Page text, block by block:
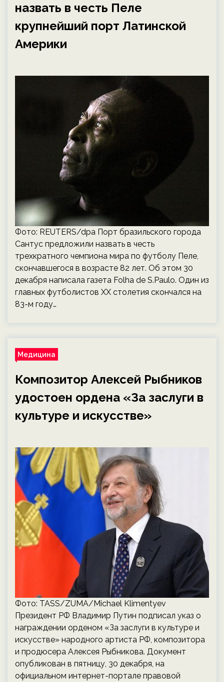
назвать в честь Пеле
крупнейший порт Латинской
Америки
Фото: REUTERS/dpa Порт бразильского города
Сантус предложили назвать в честь
трехкратного чемпиона мира по футболу Пеле,
скончавшегося в возрасте 82 лет. Об этом 30
декабря написала газета Folha de S.Paulo. Один из
главных футболистов ХХ столетия скончался на
83-м году…
Медицина
Композитор Алексей Рыбников
удостоен ордена «За заслуги в
культуре и искусстве»
Фото: TASS/ZUMA/Michael Klimentyev
Президент РФ Владимир Путин подписал указ о
награждении орденом «За заслуги в культуре и
искусстве» народного артиста РФ, композитора
и продюсера Алексея Рыбникова. Документ
опубликован в пятницу, 30 декабря, на
официальном интернет-портале правовой